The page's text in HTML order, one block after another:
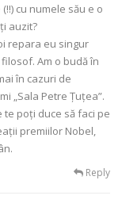
cu numele său e o
auzit?
repara eu singur
Am o budă în
în cazuri de
„Sala Petre Țuțea”.
te poți duce să faci pe
premiilor Nobel,
Reply